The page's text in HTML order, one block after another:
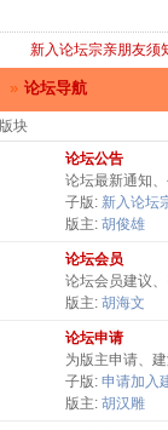
新入论坛宗亲朋友须
» 论坛导航
版块
论坛公告
论坛最新通知
子版: 新入论坛
版主: 胡俊雄
论坛会员
论坛会员建议
版主: 胡海文
论坛申请
为版主申请、
子版: 申请加入
版主: 胡汉雕